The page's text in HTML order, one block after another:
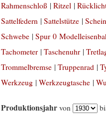
Rahmenschloß |Ritzel |
Sattelfedern |Sattelstütze |
Schwebe |Spur 0
Tachometer |Taschenuhr |
Trommelbremse |Truppenrad |
Werkzeug |Werkzeugtasche |
Produktionsjahr von